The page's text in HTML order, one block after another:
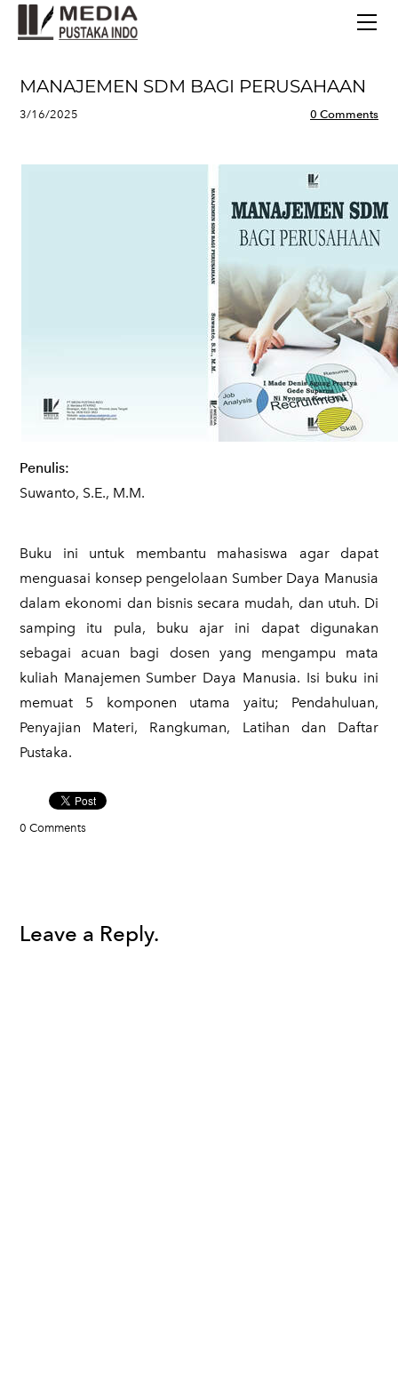
MANAJEMEN SDM BAGI PERUSAHAAN
3/16/2025 0 Comments
Penulis:
Suwanto, S.E., M.M.
Buku ini untuk membantu mahasiswa agar dapat
menguasai konsep pengelolaan Sumber Daya Manusia
dalam ekonomi dan bisnis secara mudah, dan utuh. Di
samping itu pula, buku ajar ini dapat digunakan
sebagai acuan bagi dosen yang mengampu mata
kuliah Manajemen Sumber Daya Manusia. Isi buku ini
memuat 5 komponen utama yaitu; Pendahuluan,
Penyajian Materi, Rangkuman, Latihan dan Daftar
Pustaka.
0 Comments
Leave a Reply.